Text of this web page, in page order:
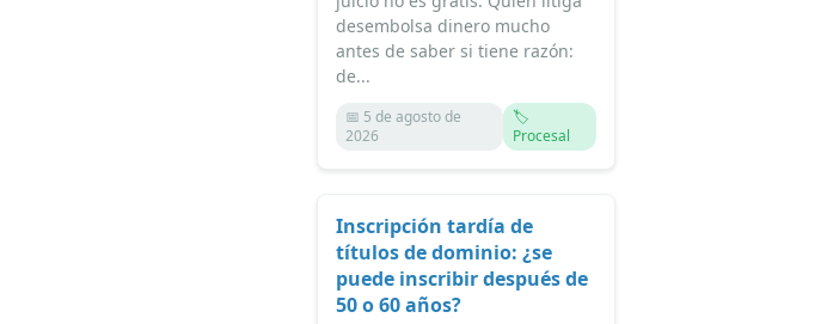
desembolsa dinero mucho
antes de saber si tiene razón:
de...
📅 5 de agosto de
2026
🏷️
Procesal
Inscripción tardía de
títulos de dominio: ¿se
puede inscribir después de
50 o 60 años?